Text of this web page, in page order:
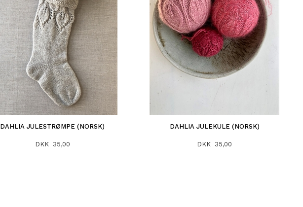
DAHLIA JULESTRØMPE (NORSK)
DKK 35,00
DAHLIA JULEKULE (NORSK)
DKK 35,00